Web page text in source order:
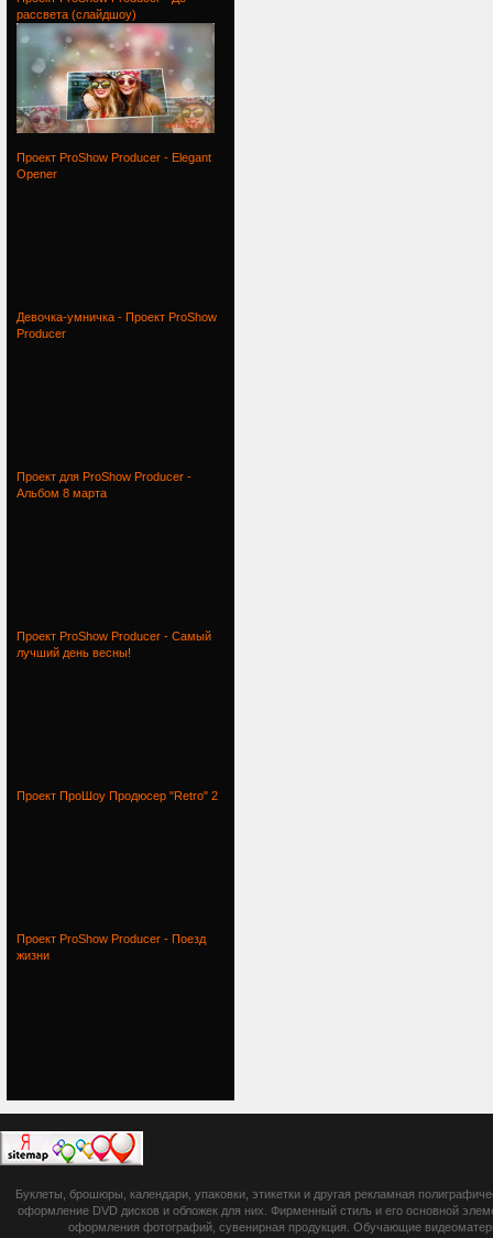
рассвета (слайдшоу)
Проект ProShow Producer - Elegant
Opener
Девочка-умничка - Проект ProShow
Producer
Проект для ProShow Producer -
Альбом 8 марта
Проект ProShow Producer - Самый
лучший день весны!
Проект ПроШоу Продюсер "Retro" 2
Проект ProShow Producer - Поезд
жизни
botsetto.ru -
photoshop,
шрифты,
Буклеты, брошюры, календари, упаковки, этикетки и другая рекламная
оформление DVD дисков и обложек для них. Фирменный стиль и его основной
оформления фотографий, сувенирная продукция. Обучающие